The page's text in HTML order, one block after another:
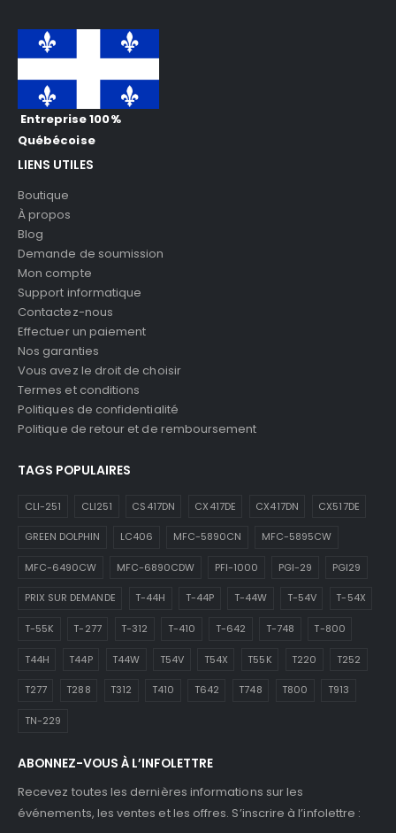
Entreprise 100%
Québécoise
LIENS UTILES
Boutique
À propos
Blog
Demande de soumission
Mon compte
Support informatique
Contactez-nous
Effectuer un paiement
Nos garanties
Vous avez le droit de choisir
Termes et conditions
Politiques de confidentialité
Politique de retour et de remboursement
TAGS POPULAIRES
CLI-251 CLI251 CS417DN CX417DE CX417DN CX517DE
GREEN DOLPHIN LC406 MFC-5890CN MFC-5895CW
MFC-6490CW MFC-6890CDW PFI-1000 PGI-29 PGI29
PRIX SUR DEMANDE T-44H T-44P T-44W T-54V T-54X
T-55K T-277 T-312 T-410 T-642 T-748 T-800
T44H T44P T44W T54V T54X T55K T220 T252
T277 T288 T312 T410 T642 T748 T800 T913
TN-229
ABONNEZ-VOUS À L’INFOLETTRE
Recevez toutes les dernières informations sur les
événements, les ventes et les offres. S’inscrire à l’infolettre :